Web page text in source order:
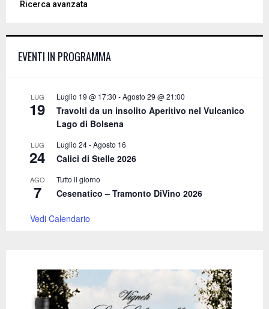
r
o
Ricerca avanzata
EVENTI IN PROGRAMMA
LUG
19
Luglio 19 @ 17:30 -Agosto 29 @ 21:00
Travolti da un insolito Aperitivo nel Vulcanico
Lago di Bolsena
LUG
24
Luglio 24-Agosto 16
Calici di Stelle 2026
AGO
7
Tutto il giorno
Cesenatico – Tramonto DiVino 2026
Vedi Calendario